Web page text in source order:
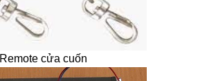
Remote cửa cuốn